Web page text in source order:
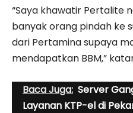
“Saya khawatir Pertalite
banyak orang pindah ke
dari Pertamina supaya
mendapatkan BBM,”
Baca Juga: Server
Layanan KTP-el di